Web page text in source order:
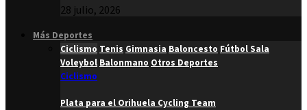
28 julio, 2026
Más Deportes
Ciclismo Tenis Gimnasia Baloncesto Fútbol Sala
Voleybol Balonmano Otros Deportes
Ciclismo
Plata para el Orihuela Cycling Team